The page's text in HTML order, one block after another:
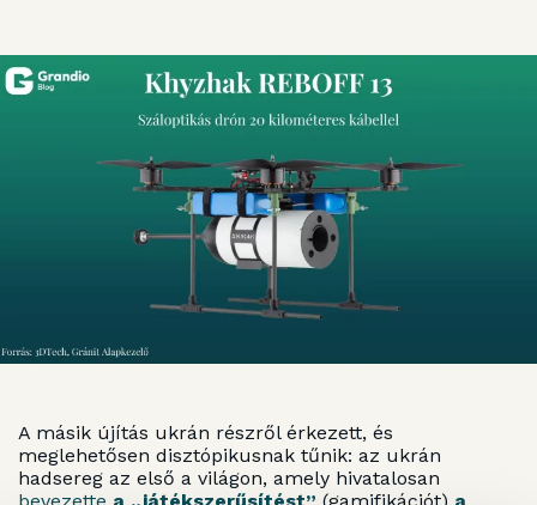
A másik újítás ukrán részről érkezett, és
meglehetősen disztópikusnak tűnik: az ukrán
hadsereg az első a világon, amely hivatalosan